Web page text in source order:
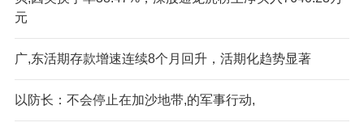
元
广,东活期存款增速连续8个月回升，活期化趋势显著
以防长：不会停止在加沙地带,的军事行动,